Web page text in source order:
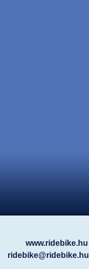
www.ridebike.hu
ridebike@ridebike.hu